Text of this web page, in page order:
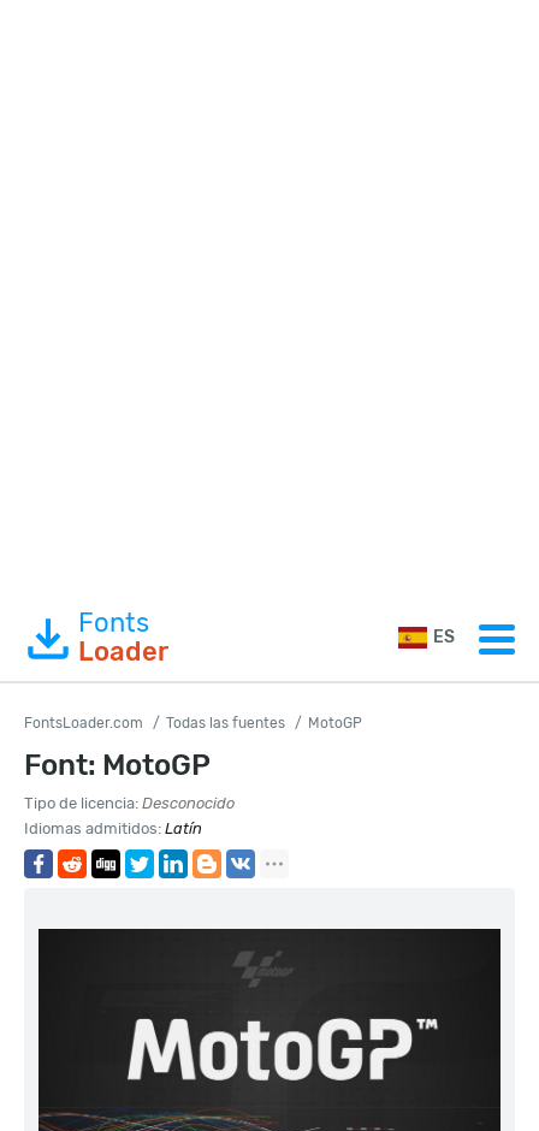
Fonts
Loader
ES
FontsLoader.com Todas las fuentes MotoGP
Font: MotoGP
Tipo de licencia: Desconocido
Idiomas admitidos: Latín